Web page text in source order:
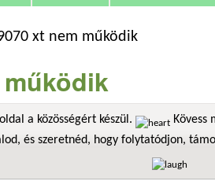
xt nem működik
a közösségért készül.
Kövess
és szeretnéd, hogy folytatódjon,